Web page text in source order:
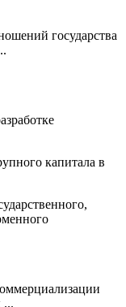
государства
капитала в
...